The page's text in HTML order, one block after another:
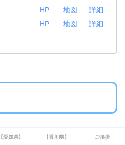
HP 地図
詳細
HP 地図 詳細
【愛媛県】 【香川県】 ご挨拶